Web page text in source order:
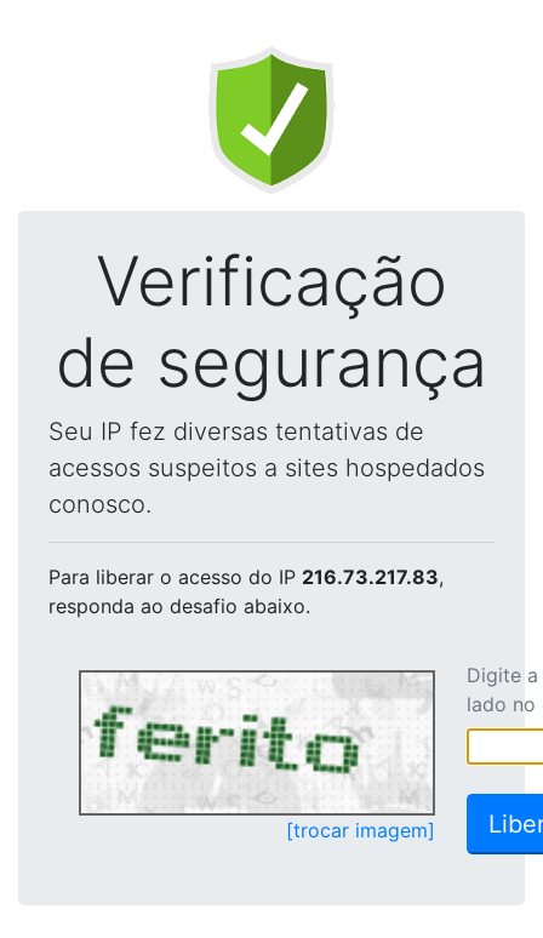
Verificação
de segurança
Seu IP fez diversas tentativas de
acessos suspeitos a sites hospedados
conosco.
Para liberar o acesso do IP 216.73.217.83,
responda ao desafio abaixo.
[trocar imagem]
Digite
lado no